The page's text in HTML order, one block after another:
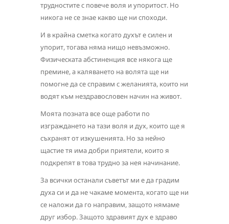
трудностите с повече воля и упоритост. Но
никога не се знае какво ще ни споходи.
И в крайна сметка когато духът е силен и
упорит, тогава няма нищо невъзможно.
Физическата абстиненция все някога ще
премине, а каляването на волята ще ни
помогне да се справим с желанията, които ни
водят към нездравословен начин на живот.
Моята позната все още работи по
изграждането на тази воля и дух, които ще я
съхранят от изкушенията. Но за нейно
щастие тя има добри приятели, които я
подкрепят в това трудно за нея начинание.
За всички останали съветът ми е да градим
духа си и да не чакаме момента, когато ще ни
се наложи да го направим, защото нямаме
друг избор. Защото здравият дух е здраво